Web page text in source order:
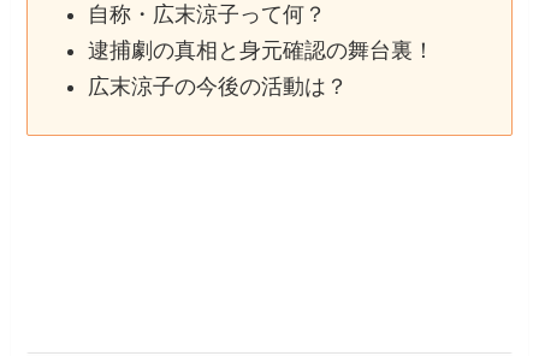
自称・広末涼子って何？
逮捕劇の真相と身元確認の舞台裏！
広末涼子の今後の活動は？